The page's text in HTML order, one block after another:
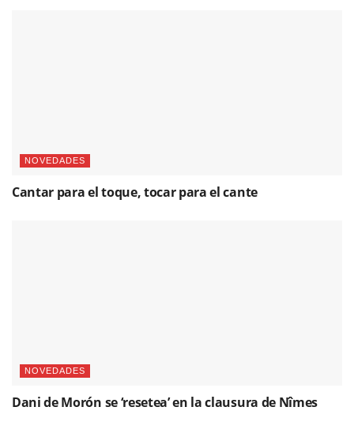
NOVEDADES
Cantar para el toque, tocar para el cante
NOVEDADES
Dani de Morón se ‘resetea’ en la clausura de Nîmes